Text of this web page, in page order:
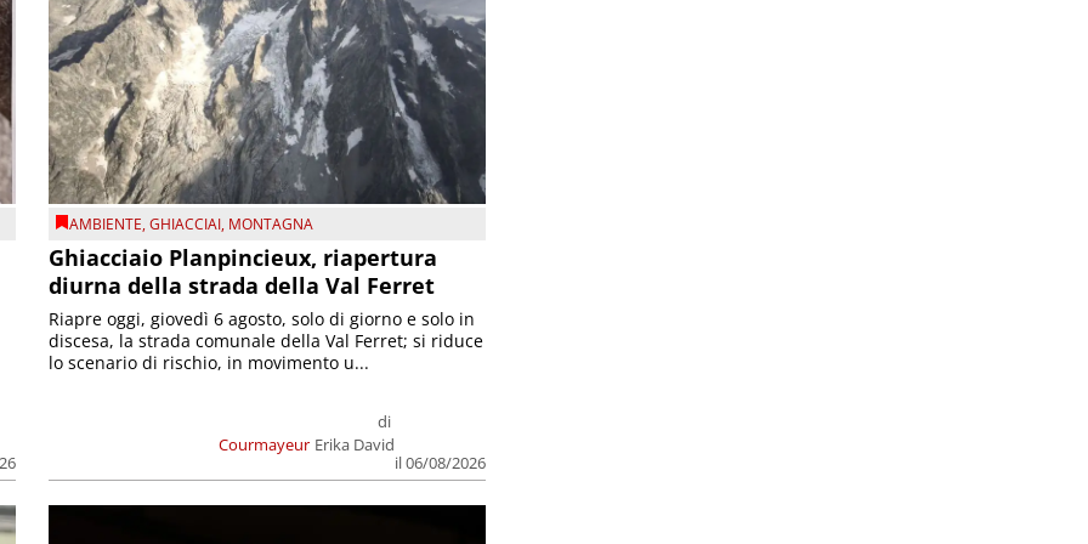
AMBIENTE,GHIACCIAI, MONTAGNA
Ghiacciaio Planpincieux, riapertura
diurna della strada della Val Ferret
Courmayeur
di
Erika David
il 06/08/2026
Riapre oggi, giovedì 6 agosto, solo di giorno e solo in
discesa, la strada comunale della Val Ferret; si riduce
lo scenario di rischio, in movimento u...